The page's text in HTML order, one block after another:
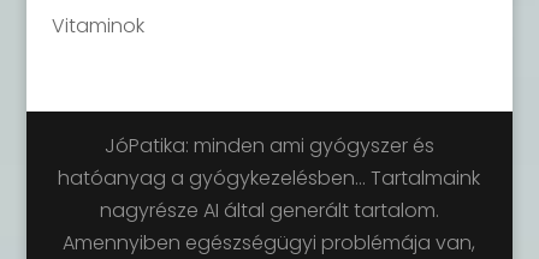
Vitaminok
JóPatika: minden ami gyógyszer és
hatóanyag a gyógykezelésben... Tartalmaink
nagyrésze AI által generált tartalom.
Amennyiben egészségügyi problémája van,